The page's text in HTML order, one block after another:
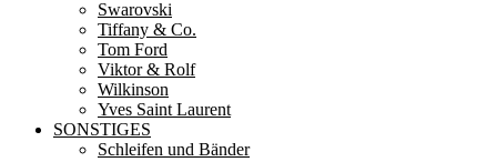
Swarovski
Tiffany & Co.
Tom Ford
Viktor & Rolf
Wilkinson
Yves Saint Laurent
SONSTIGES
Schleifen und Bänder